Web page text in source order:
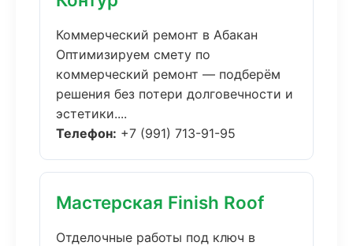
Коммерческий ремонт в Абакан
Оптимизируем смету по
коммерческий ремонт — подберём
решения без потери долговечности и
эстетики....
Телефон: +7 (991) 713-91-95
Мастерская Finish Roof
Отделочные работы под ключ в